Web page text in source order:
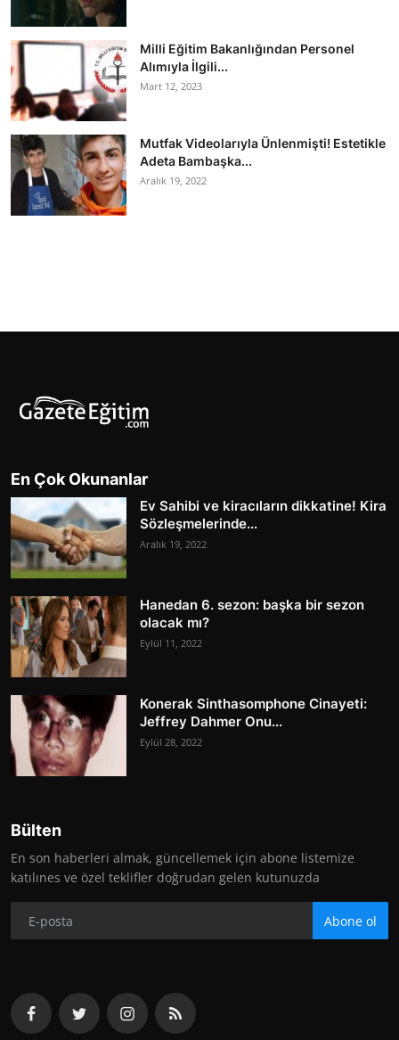
Milli Eğitim Bakanlığından Personel
Alımıyla İlgili...
Mart 12, 2023
Mutfak Videolarıyla Ünlenmişti! Estetikle
Adeta Bambaşka...
Aralık 19, 2022
En Çok Okunanlar
Ev Sahibi ve kiracıların dikkatine! Kira
Sözleşmelerinde...
Aralık 19, 2022
Hanedan 6. sezon: başka bir sezon
olacak mı?
Eylül 11, 2022
Konerak Sinthasomphone Cinayeti:
Jeffrey Dahmer Onu...
Eylül 28, 2022
Bülten
En son haberleri almak, güncellemek için abone listemize
katılınes ve özel teklifler doğrudan gelen kutunuzda
Abone ol